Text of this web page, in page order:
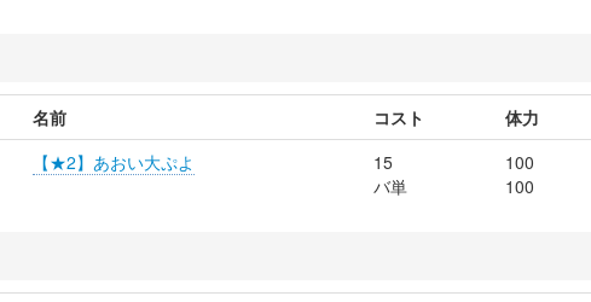
名前 コスト 体力
【★2】あおい大ぷよ
15
バ単
100
100